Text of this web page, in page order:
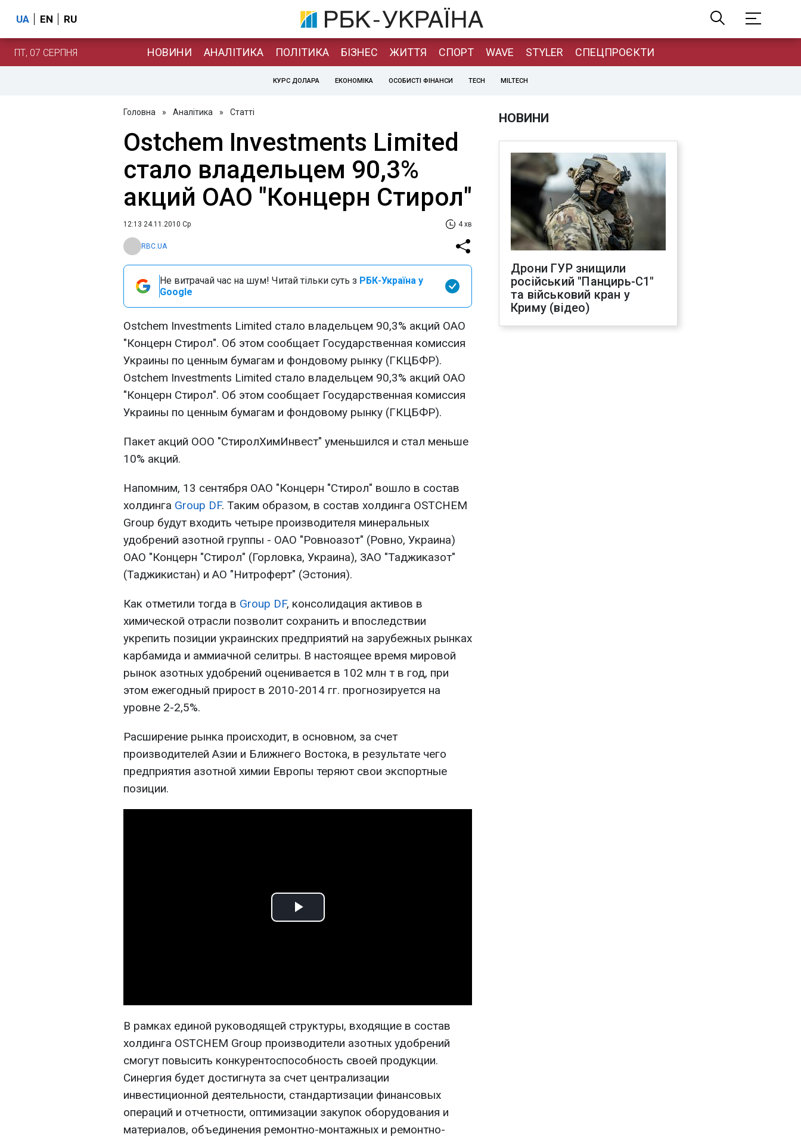
UA EN RU
ПТ, 07 СЕРПНЯ НОВИНИ АНАЛІТИКА ПОЛІТИКА БІЗНЕС ЖИТТЯ СПОРТ WAVE STYLER СПЕЦПРОЄКТИ
КУРС ДОЛАРА ЕКОНОМІКА ОСОБИСТІ ФІНАНСИ TECH MILTECH
Головна » Аналітика » Статті
Ostchem Investments Limited
стало владельцем 90,3%
акций ОАО "Концерн Стирол"
12:13 24.11.2010 Ср 4 хв
RBC.UA
Не витрачай час на шум! Читай тільки суть з РБК-Україна у
Google
Ostchem Investments Limited стало владельцем 90,3% акций ОАО
"Концерн Стирол". Об этом сообщает Государственная комиссия
Украины по ценным бумагам и фондовому рынку (ГКЦБФР).
Ostchem Investments Limited стало владельцем 90,3% акций ОАО
"Концерн Стирол". Об этом сообщает Государственная комиссия
Украины по ценным бумагам и фондовому рынку (ГКЦБФР).
Пакет акций ООО "СтиролХимИнвест" уменьшился и стал меньше
10% акций.
Напомним, 13 сентября ОАО "Концерн "Стирол" вошло в состав
холдинга Group DF. Таким образом, в состав холдинга OSTCHEM
Group будут входить четыре производителя минеральных
удобрений азотной группы - ОАО "Ровноазот" (Ровно, Украина)
ОАО "Концерн "Стирол" (Горловка, Украина), ЗАО "Таджиказот"
(Таджикистан) и АО "Нитроферт" (Эстония).
Как отметили тогда в Group DF, консолидация активов в
химической отрасли позволит сохранить и впоследствии
укрепить позиции украинских предприятий на зарубежных рынках
карбамида и аммиачной селитры. В настоящее время мировой
рынок азотных удобрений оценивается в 102 млн т в год, при
этом ежегодный прирост в 2010-2014 гг. прогнозируется на
уровне 2-2,5%.
Расширение рынка происходит, в основном, за счет
производителей Азии и Ближнего Востока, в результате чего
предприятия азотной химии Европы теряют свои экспортные
позиции.
Play
В рамках единой руководящей структуры, входящие в состав
холдинга OSTCHEM Group производители азотных удобрений
смогут повысить конкурентоспособность своей продукции.
Синергия будет достигнута за счет централизации
инвестиционной деятельности, стандартизации финансовых
операций и отчетности, оптимизации закупок оборудования и
материалов, объединения ремонтно-монтажных и ремонтно-
НОВИНИ
Дрони ГУР знищили
російський "Панцирь-С1"
та військовий кран у
Криму (відео)